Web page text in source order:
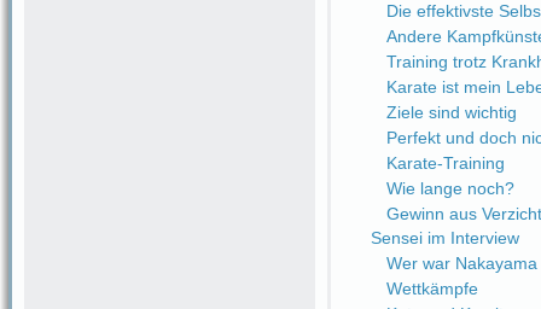
Die effektivste
Andere
Training trotz
Karate ist mein
Ziele sind wichtig
Perfekt und doch
Karate-Training
Wie lange noch?
Gewinn aus Verzicht
Sensei im Interview
Wer war
Wettkämpfe